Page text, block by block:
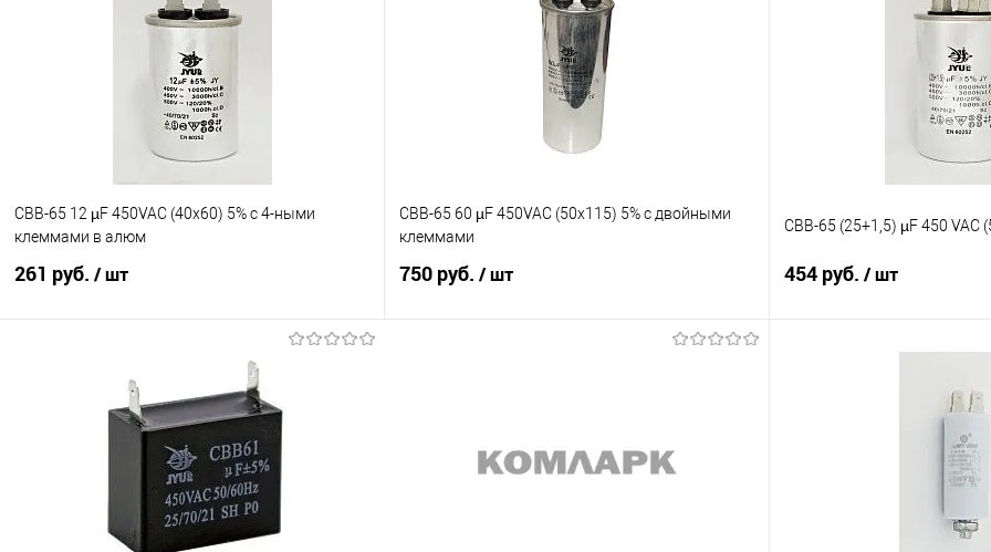
CBB-65 12 µF 450VAC (40x60) 5% с 4-ными
клеммами в алюм
261 руб. / шт
В наличии
CBB-65 60 µF 450VAC (50x115) 5% с двойными
клеммами
750 руб. / шт
В избранное
В наличии
CBB-65 (25+1,5) µF 450 VAC
454 руб. / шт